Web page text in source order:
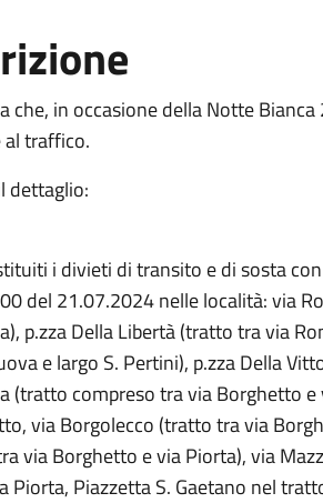
che, in occasione della Notte
traffico.
dettaglio:
i divieti di transito e di sosta
del 21.07.2024 nelle località: via
p.zza Della Libertà (tratto tra via
e largo S. Pertini), p.zza Della
(tratto compreso tra via Borghetto
via Borgolecco (tratto tra via
via Borghetto e via Piorta), via
Piorta, Piazzetta S. Gaetano nel